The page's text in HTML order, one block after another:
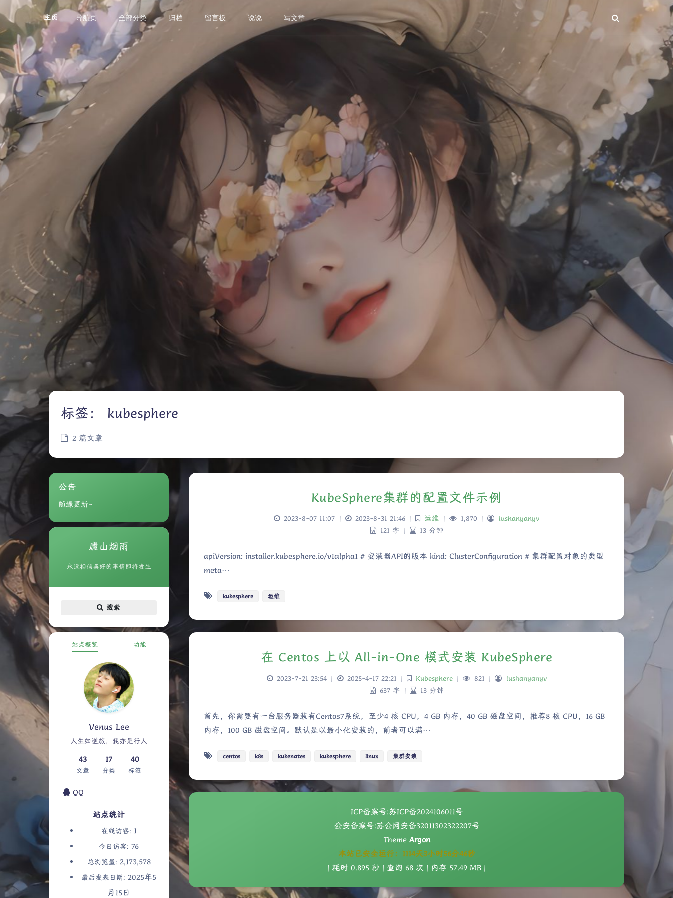
主页 导航页 全部分类 归档 留言板 说说 写文章
浅阴影 深阴影
标签： kubesphere
2 篇文章
公告
随缘更新~
廬山烟雨
永远相信美好的事情即将发生
搜索
站点概览 功能
Venus Lee
人生如逆旅，我亦是行人
43
文章
17
分类
40
标签
QQ
站点统计
在线访客: 1
今日访客: 76
总浏览量: 2,173,578
最后发表日期: 2025年5
月15日
KubeSphere集群的配置文件示例
2023-8-07 11:07 | 2023-8-31 21:46 | 运维 | 1,870 |
lushanyanyv
121 字 | 13 分钟
apiVersion: installer.kubesphere.io/v1alpha1 # 安装器API的版本 kind: ClusterConfiguration # 集群配置对象的类型
meta…
kubesphere 运维
在 Centos 上以 All-in-One 模式安装 KubeSphere
2023-7-21 23:54 | 2025-4-17 22:21 | Kubesphere | 821 |
lushanyanyv
637 字 | 13 分钟
首先，你需要有一台服务器装有Centos7系统，至少4 核 CPU，4 GB 内存，40 GB 磁盘空间，推荐8 核 CPU，16 GB
内存，100 GB 磁盘空间。默认是以最小化安装的，前者可以满…
centos k8s kubenates kubesphere linux 集群安装
ICP备案号:苏ICP备2024106011号
公安备案号:苏公网安备32011302322207号
Theme Argon
本站已安全运行：1114天3小时56分47秒
| 耗时 0.895 秒 | 查询 68 次 | 内存 57.49 MB |